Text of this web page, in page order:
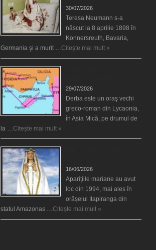
30/07/2026
Teresa Neumann s-a
născut la 8 aprilie 1898 în
Konnersreuth, Bavaria,
Germania şi a murit …Citește mai mult »
29/07/2026
Derba este un oraş vechi
greco-roman din Lycaonia,
în Asia Mică, pe drumul de
la …Citește mai mult »
16/06/2026
Aparițiile mariane au avut
loc din 1994, mai ales în
orășelul Itapiranga din
statul Amazonas …Citește mai mult »